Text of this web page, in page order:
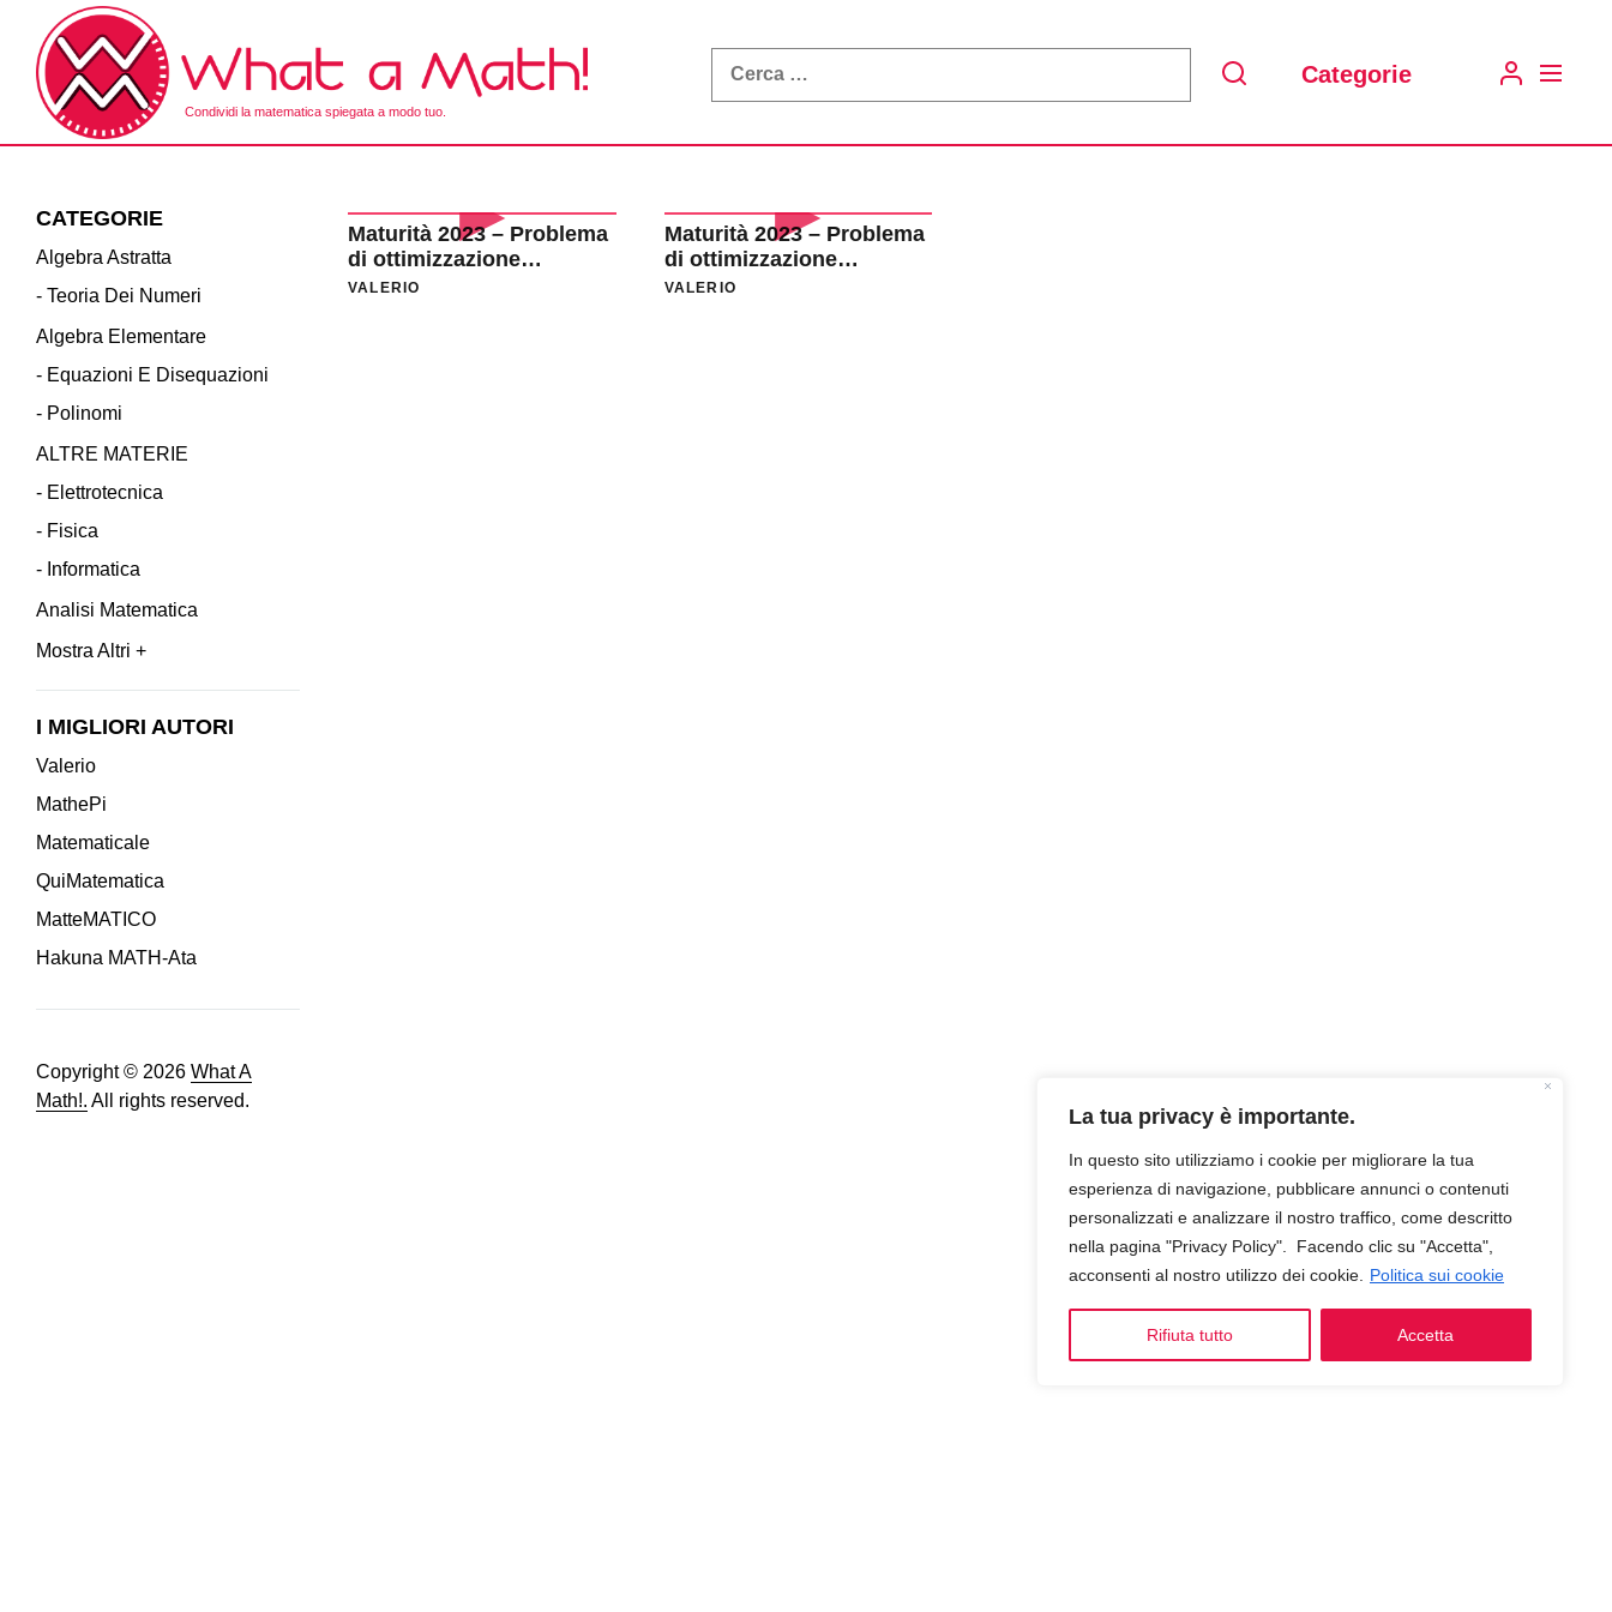
La tua privacy è importante.
In questo sito utilizziamo i cookie per migliorare la tua
esperienza di navigazione, pubblicare annunci o contenuti
personalizzati e analizzare il nostro traffico, come descritto
nella pagina "Privacy Policy". Facendo clic su "Accetta",
acconsenti al nostro utilizzo dei cookie.
Politica sui cookie
Rifiuta tutto Accetta
content
a
Math!
Condividi la matematica spiegata a modo tuo.
Categorie
CATEGORIE
Algebra Astratta
- Teoria Dei Numeri
Algebra Elementare
- Equazioni E Disequazioni
- Polinomi
ALTRE MATERIE
- Elettrotecnica
- Fisica
- Informatica
Analisi Matematica
Mostra Altri +
I MIGLIORI AUTORI
Valerio
MathePi
Matematicale
QuiMatematica
MatteMATICO
Hakuna MATH-Ata
Copyright © 2026 What A
Math!. All rights reserved.
Maturità 2023 – Problema
di ottimizzazione
(geometria spazio) –
VALERIO
Maturità 2023 – Problema
di ottimizzazione
(geometria nello spazio) –
VALERIO